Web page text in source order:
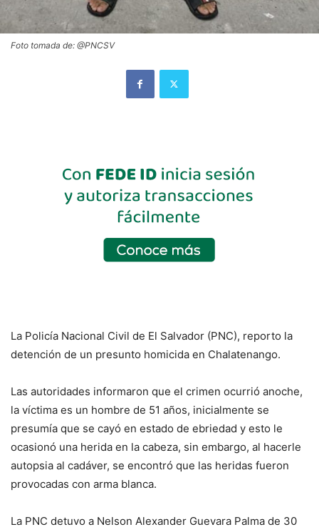
Foto tomada de: @PNCSV
La Policía Nacional Civil de El Salvador (PNC), reporto la
detención de un presunto homicida en Chalatenango.
Las autoridades informaron que el crimen ocurrió anoche,
la víctima es un hombre de 51 años, inicialmente se
presumía que se cayó en estado de ebriedad y esto le
ocasionó una herida en la cabeza, sin embargo, al hacerle
autopsia al cadáver, se encontró que las heridas fueron
provocadas con arma blanca.
La PNC detuvo a Nelson Alexander Guevara Palma de 30